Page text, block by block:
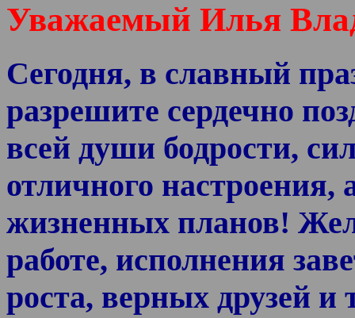
Уважаемый Илья
Сегодня, в славный
разрешите сердечно
всей души бодрости,
отличного
жизненных планов!
работе, исполнения
роста, верных друзей и